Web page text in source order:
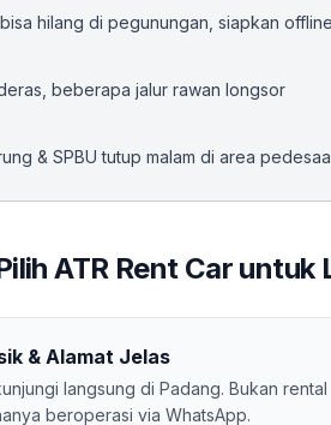
hilang di pegunungan, siapkan
beberapa jalur rawan longsor
& SPBU tutup malam di area
ATR Rent Car untuk
& Alamat Jelas
langsung di Padang. Bukan rental
beroperasi via WhatsApp.